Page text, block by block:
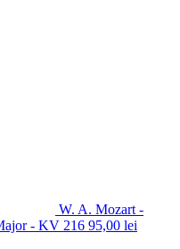
W. A. Mozart -
- KV 216 95,00 lei